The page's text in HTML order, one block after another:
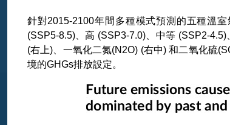
針對2015-2100年間多種模式預測的五種溫
(SSP5-8.5)、高 (SSP3-7.0)、中等 (SSP2-
(右上)、一氧化二氮(N2O) (右中) 和二氧化硫
境的GHGs排放設定。